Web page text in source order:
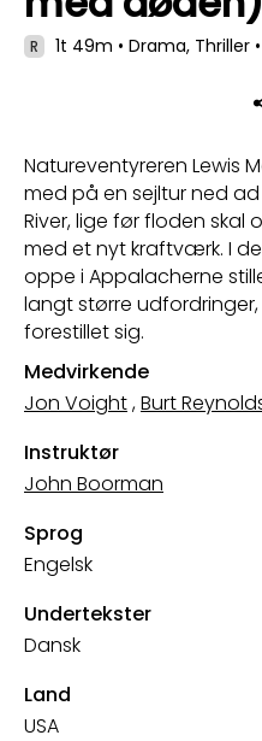
R 1t 49m • Drama, Thriller •
Natureventyreren Lewis
med på en sejltur ned
River, lige før floden
med et nyt kraftværk. I
oppe i Appalacherne
langt større
forestillet sig.
Medvirkende
Jon Voight,Burt
Instruktør
John Boorman
Sprog
Engelsk
Undertekster
Dansk
Land
USA